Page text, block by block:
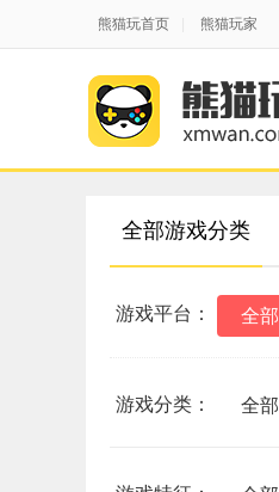
熊猫玩首页 熊猫玩家
全部游戏分类
游戏平台： 全部
游戏分类： 全部